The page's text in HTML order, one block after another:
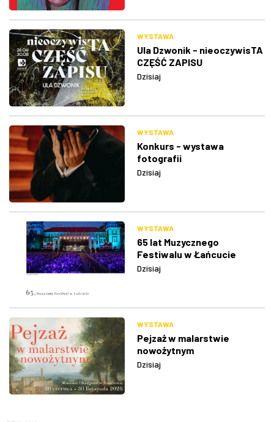
WYSTAWA
Ula Dzwonik - nieoczywisTA
CZĘŚĆ ZAPISU
Dzisiaj
WYSTAWA
Konkurs - wystawa
fotografii
Dzisiaj
WYSTAWA
65 lat Muzycznego
Festiwalu w Łańcucie
Dzisiaj
WYSTAWA
Pejzaż w malarstwie
nowożytnym
Dzisiaj